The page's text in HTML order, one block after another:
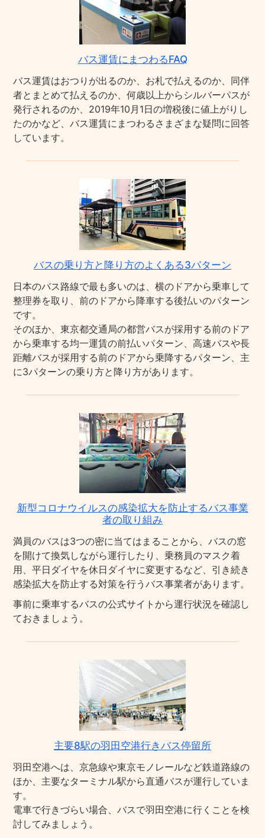
バス運賃にまつわるFAQ
バス運賃はおつりが出るのか、お札で払えるのか、同伴
者とまとめて払えるのか、何歳以上からシルバーパスが
発行されるのか、2019年10月1日の増税後に値上がりし
たのかなど、バス運賃にまつわるさまざまな疑問に回答
しています。
バスの乗り方と降り方のよくある3パターン
日本のバス路線で最も多いのは、横のドアから乗車して
整理券を取り、前のドアから降車する後払いのパターン
です。
そのほか、東京都交通局の都営バスが採用する前のドア
から乗車する均一運賃の前払いパターン、高速バスや長
距離バスが採用する前のドアから乗降するパターン、主
に3パターンの乗り方と降り方があります。
新型コロナウイルスの感染拡大を防止するバス事業
者の取り組み
満員のバスは3つの密に当てはまることから、バスの窓
を開けて換気しながら運行したり、乗務員のマスク着
用、平日ダイヤを休日ダイヤに変更するなど、引き続き
感染拡大を防止する対策を行うバス事業者があります。
事前に乗車するバスの公式サイトから運行状況を確認し
ておきましょう。
主要8駅の羽田空港行きバス停留所
羽田空港へは、京急線や東京モノレールなど鉄道路線の
ほか、主要なターミナル駅から直通バスが運行していま
す。
電車で行きづらい場合、バスで羽田空港に行くことを検
討してみましょう。